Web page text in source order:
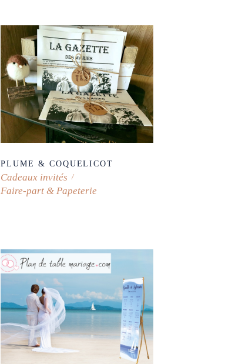
PLUME & COQUELICOT
Cadeaux invités
Faire-part & Papeterie